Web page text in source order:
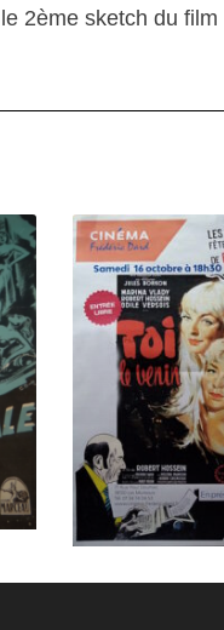
2ème sketch du film